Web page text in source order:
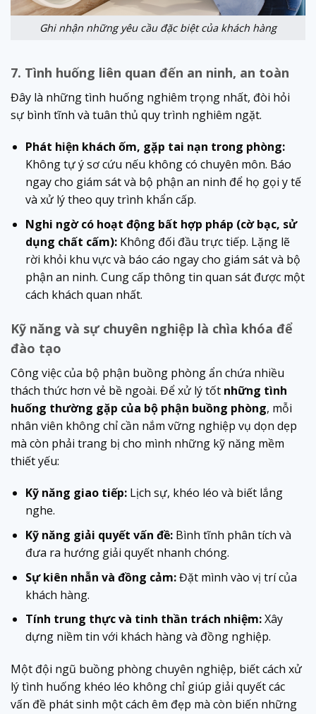
Ghi nhận những yêu cầu đặc biệt của khách hàng
7. Tình huống liên quan đến an ninh, an toàn
Đây là những tình huống nghiêm trọng nhất, đòi hỏi
sự bình tĩnh và tuân thủ quy trình nghiêm ngặt.
Phát hiện khách ốm, gặp tai nạn trong phòng:
Không tự ý sơ cứu nếu không có chuyên môn. Báo
ngay cho giám sát và bộ phận an ninh để họ gọi y tế
và xử lý theo quy trình khẩn cấp.
Nghi ngờ có hoạt động bất hợp pháp (cờ bạc, sử
dụng chất cấm):Không đối đầu trực tiếp. Lặng lẽ
rời khỏi khu vực và báo cáo ngay cho giám sát và bộ
phận an ninh. Cung cấp thông tin quan sát được một
cách khách quan nhất.
Kỹ năng và sự chuyên nghiệp là chìa khóa để
đào tạo
Công việc của bộ phận buồng phòng ẩn chứa nhiều
thách thức hơn vẻ bề ngoài. Để xử lý tốt những tình
huống thường gặp của bộ phận buồng phòng, mỗi
nhân viên không chỉ cần nắm vững nghiệp vụ dọn dẹp
mà còn phải trang bị cho mình những kỹ năng mềm
thiết yếu:
Kỹ năng giao tiếp:Lịch sự, khéo léo và biết lắng
nghe.
Kỹ năng giải quyết vấn đề:Bình tĩnh phân tích và
đưa ra hướng giải quyết nhanh chóng.
Sự kiên nhẫn và đồng cảm:Đặt mình vào vị trí của
khách hàng.
Tính trung thực và tinh thần trách nhiệm:Xây
dựng niềm tin với khách hàng và đồng nghiệp.
Một đội ngũ buồng phòng chuyên nghiệp, biết cách xử
lý tình huống khéo léo không chỉ giúp giải quyết các
vấn đề phát sinh một cách êm đẹp mà còn biến những